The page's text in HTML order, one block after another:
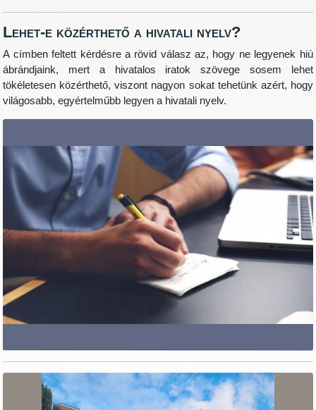
Lehet-e közérthető a hivatali nyelv?
A címben feltett kérdésre a rövid válasz az, hogy ne legyenek hiú
ábrándjaink, mert a hivatalos iratok szövege sosem lehet
tökéletesen közérthető, viszont nagyon sokat tehetünk azért, hogy
világosabb, egyértelműbb legyen a hivatali nyelv.